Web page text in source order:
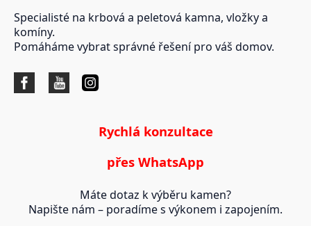
Specialisté na krbová a peletová kamna, vložky a
komíny.
Pomáháme vybrat správné řešení pro váš domov.
Rychlá konzultace
přes WhatsApp
Máte dotaz k výběru kamen?
Napište nám – poradíme s výkonem i zapojením.